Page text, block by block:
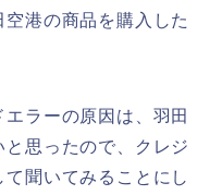
港の商品を購入した
ラーの原因は、羽田
思ったので、クレジ
聞いてみることにし